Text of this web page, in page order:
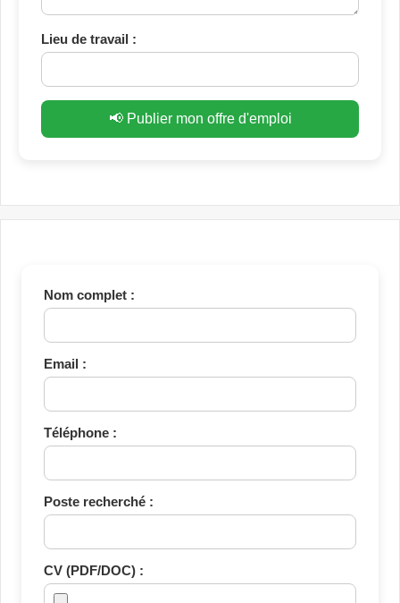
Lieu de travail :
📢 Publier mon offre d'emploi
Nom complet :
Email :
Téléphone :
Poste recherché :
CV (PDF/DOC) :